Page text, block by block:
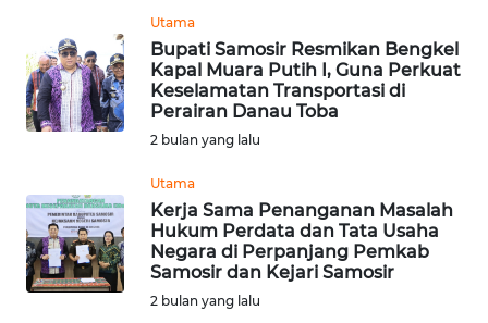
Utama
Bupati Samosir Resmikan Bengkel
Kapal Muara Putih I, Guna Perkuat
Keselamatan Transportasi di
Perairan Danau Toba
2 bulan yang lalu
Utama
Kerja Sama Penanganan Masalah
Hukum Perdata dan Tata Usaha
Negara di Perpanjang Pemkab
Samosir dan Kejari Samosir
2 bulan yang lalu
TINGGI
WN
PAKPAK
KARAWANG
WN
BEKASI